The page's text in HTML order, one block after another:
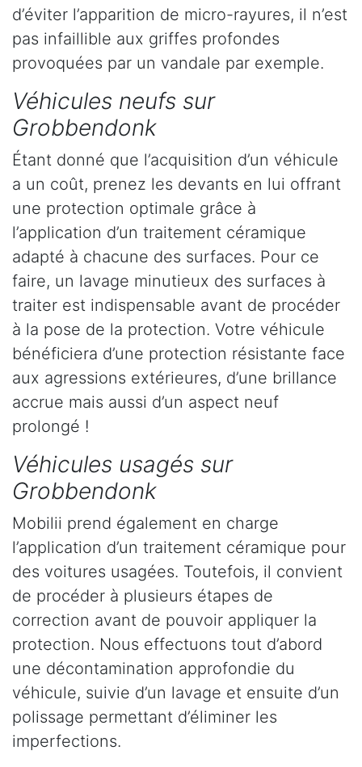
d’éviter l’apparition de micro-rayures, il n’est
pas infaillible aux griffes profondes
provoquées par un vandale par exemple.
Véhicules neufs sur
Grobbendonk
Étant donné que l’acquisition d’un véhicule
a un coût, prenez les devants en lui offrant
une protection optimale grâce à
l’application d’un traitement céramique
adapté à chacune des surfaces. Pour ce
faire, un lavage minutieux des surfaces à
traiter est indispensable avant de procéder
à la pose de la protection. Votre véhicule
bénéficiera d’une protection résistante face
aux agressions extérieures, d’une brillance
accrue mais aussi d’un aspect neuf
prolongé !
Véhicules usagés sur
Grobbendonk
Mobilii prend également en charge
l’application d’un traitement céramique pour
des voitures usagées. Toutefois, il convient
de procéder à plusieurs étapes de
correction avant de pouvoir appliquer la
protection. Nous effectuons tout d’abord
une décontamination approfondie du
véhicule, suivie d’un lavage et ensuite d’un
polissage permettant d’éliminer les
imperfections.